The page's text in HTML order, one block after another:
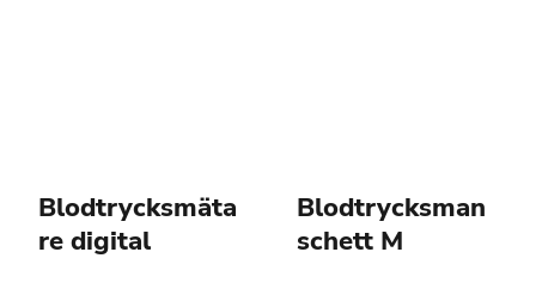
Blodtrycksmäta
re digital
Blodtrycksman
schett M